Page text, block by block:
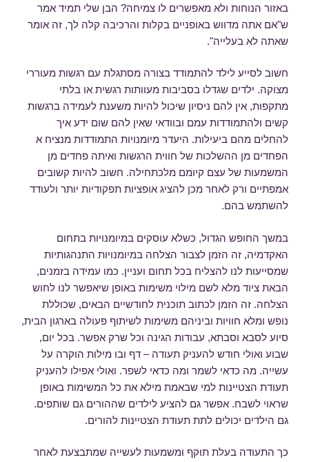
באזור הנוחות ולא מאפשרים לו צמיחה? הבן שלי תמיד אמר
ש"אם אתה מדווש באופניים בקלות והרכיבה קלה לך, זה אומר
שאתה לא בעלייה".
חשוב לסייע לילד להתמודד בצורה מסתגלת עם רגשות מעוררי
מצוקה. ילדים שגדלו בסביבות מעוותות רגשית או בלתי
מתקפות, אין להם ניסיון שיכול להיות משענת לעמידה ברגשות
קשים ולהתמודדות עמם ובוודאי שאין להם שום ידע איך
להחלים מהם ביעילות. היעדר מיומנויות התמודדות מנציח א
הפחדים מן ההשלכות של חווית הרגשות ואיתה פחדים מן
המשמעות של עצם קיומם מלכתחילה. חשוב להיות קשובים
אמפתיים ורק לאחר מכן להציג אופציות תפקודיות יותר ולעודד
להשתמש בהם.
במשך החופש הגדול, כשלא עוסקים במיומנויות בתחום
האקדמיה, זה הזמן לצבור הצלחה במיומנויות התנהגותיות
שמסייעות לנו להצליח בכל תחום ועניין. כמו עמידה בזמנים,
הבאת ציוד מלא לשם מילוי משימות באופן שיאפשר לנו לחוש
הצלחה. זה הזמן לכתוב תוכנית לחודשיים הבאים, שכוללת
נופש ומלא חוויות וביניהם משימות לשיתוף פעולה בארגון הבית,
סיוע לסבא וסבתא, עבודות הגינה וכל שרק אפשר. בכל יום,
שבוע ואולי חודש להעניק תעודה – דף ובו מילות הוקרה על
עשייה. מה כדאי לשמר ומה כדאי לשפר. ואולי אפילו להעניק
תעודת הצטיינות למי שבאמת מילא את כל המשימות באופן
שראוי לשבח. אפשר גם להציע לילדים שההורים גם שותפים.
גם הילדים יכולים לתת תעודת הצטיינות להורים.
כך התעודה בעלת תוקף ומשמעות לעשייה שמתבצעת לאחר